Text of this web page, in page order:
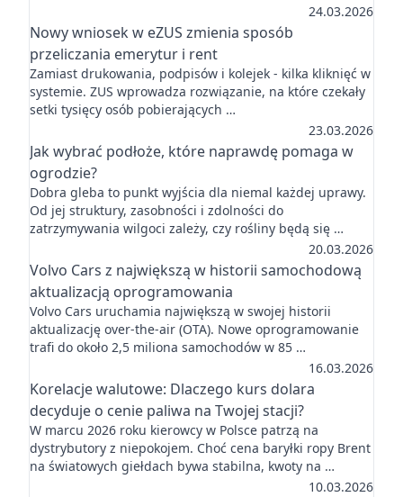
24.03.2026
Nowy wniosek w eZUS zmienia sposób
przeliczania emerytur i rent
Zamiast drukowania, podpisów i kolejek - kilka kliknięć w
systemie. ZUS wprowadza rozwiązanie, na które czekały
setki tysięcy osób pobierających …
23.03.2026
Jak wybrać podłoże, które naprawdę pomaga w
ogrodzie?
Dobra gleba to punkt wyjścia dla niemal każdej uprawy.
Od jej struktury, zasobności i zdolności do
zatrzymywania wilgoci zależy, czy rośliny będą się …
20.03.2026
Volvo Cars z największą w historii samochodową
aktualizacją oprogramowania
Volvo Cars uruchamia największą w swojej historii
aktualizację over-the-air (OTA). Nowe oprogramowanie
trafi do około 2,5 miliona samochodów w 85 …
16.03.2026
Korelacje walutowe: Dlaczego kurs dolara
decyduje o cenie paliwa na Twojej stacji?
W marcu 2026 roku kierowcy w Polsce patrzą na
dystrybutory z niepokojem. Choć cena baryłki ropy Brent
na światowych giełdach bywa stabilna, kwoty na …
10.03.2026